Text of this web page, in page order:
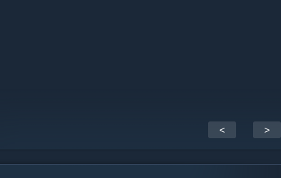
< >